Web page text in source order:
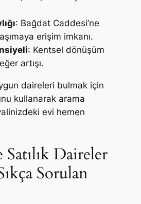
: Bağdat Caddesi’ne
erişim imkanı.
: Kentsel dönüşüm
artışı.
daireleri bulmak için
kullanarak arama
evi hemen
Satılık Daireler
Sorulan